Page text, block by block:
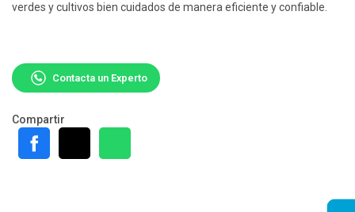
verdes y cultivos bien cuidados de manera eficiente y confiable.
Contacta un Experto
Compartir